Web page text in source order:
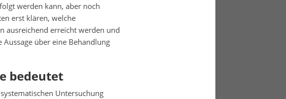
werden kann, aber noch
erst klären, welche
ausreichend erreicht werden und
über eine Behandlung
bedeutet
Untersuchung